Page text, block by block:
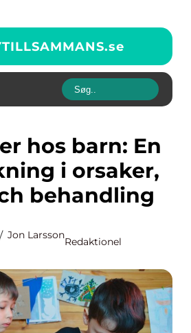
se
i orsaker,
behandling
Jon Larsson
Redaktionel